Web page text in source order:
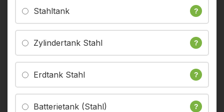
Stahltank ?
Zylindertank Stahl ?
Erdtank Stahl ?
Batterietank (Stahl) ?